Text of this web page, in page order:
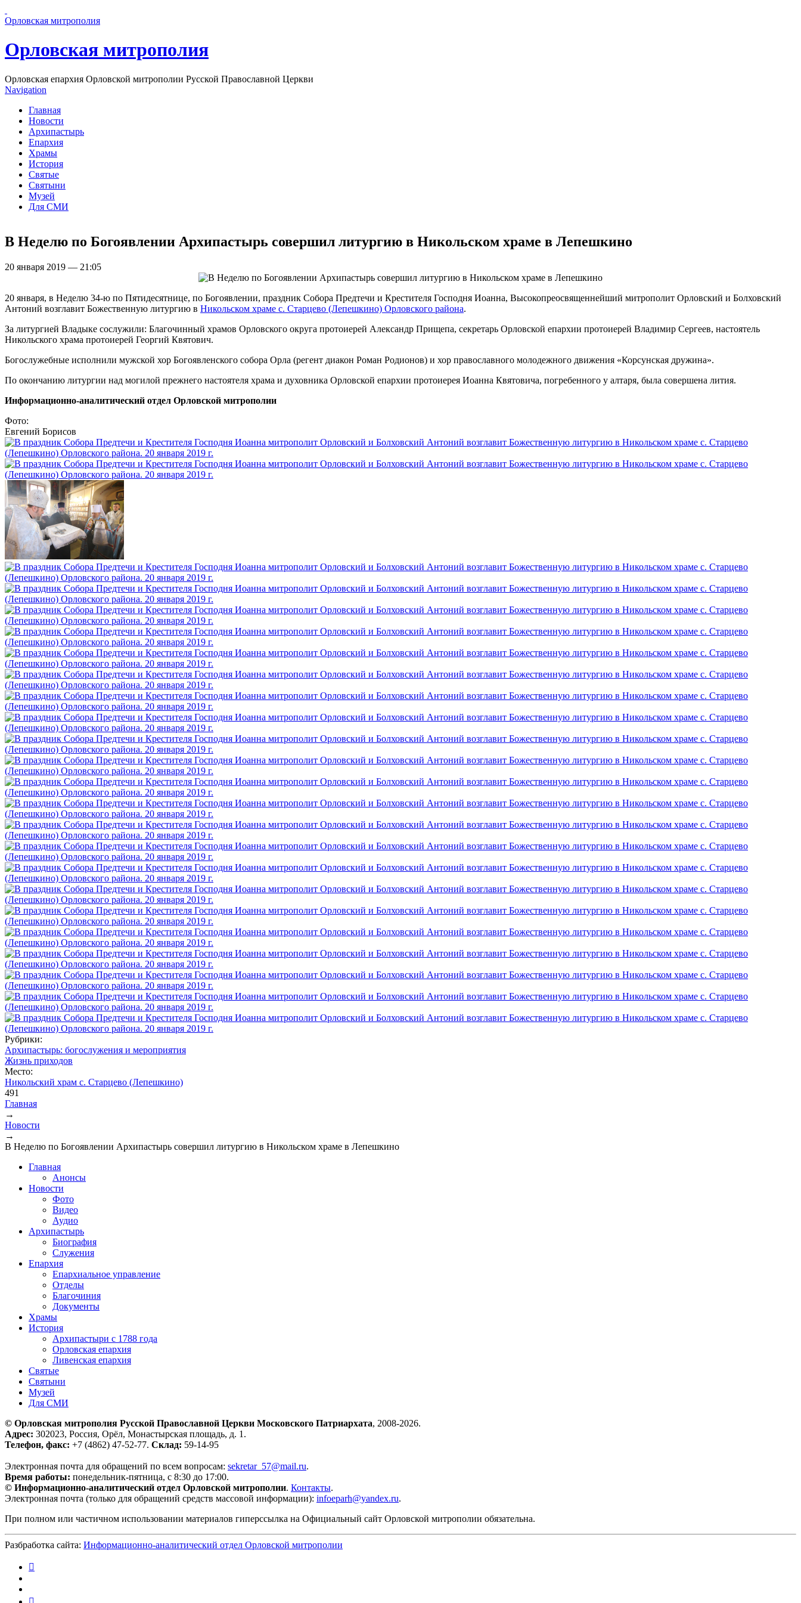
Орловская митрополия
Орловская митрополия
Орловская епархия Орловской митрополии Русской Православной Церкви
Navigation
Главная
Новости
Архипастырь
Епархия
Храмы
История
Святые
Святыни
Музей
Для СМИ
В Неделю по Богоявлении Архипастырь совершил литургию в Никольском храме в Лепешкино
20 января 2019 — 21:05
20 января, в Неделю 34-ю по Пятидесятнице, по Богоявлении, праздник Собора Предтечи и Крестителя Господня Иоанна, Высокопреосвященнейший митрополит Орловский и Болховский
Антоний возглавит Божественную литургию в Никольском храме с. Старцево (Лепешкино) Орловского района.
За литургией Владыке сослужили: Благочинный храмов Орловского округа протоиерей Александр Прищепа, секретарь Орловской епархии протоиерей Владимир Сергеев, настоятель
Никольского храма протоиерей Георгий Квятович.
Богослужебные исполнили мужской хор Богоявленского собора Орла (регент диакон Роман Родионов) и хор православного молодежного движения «Корсунская дружина».
По окончанию литургии над могилой прежнего настоятеля храма и духовника Орловской епархии протоиерея Иоанна Квятовича, погребенного у алтаря, была совершена лития.
Информационно-аналитический отдел Орловской митрополии
Фото:
Евгений Борисов
Рубрики:
Архипастырь: богослужения и мероприятия
Жизнь приходов
Место:
Никольский храм с. Старцево (Лепешкино)
491
Вы здесь
Главная
→
Новости
→
В Неделю по Богоявлении Архипастырь совершил литургию в Никольском храме в Лепешкино
Главная
Анонсы
Новости
Фото
Видео
Аудио
Архипастырь
Биография
Служения
Епархия
Епархиальное управление
Отделы
Благочиния
Документы
Храмы
История
Архипастыри с 1788 года
Орловская епархия
Ливенская епархия
Святые
Святыни
Музей
Для СМИ
© Орловская митрополия Русской Православной Церкви Московского Патриархата, 2008-2026.
Адрес: 302023, Россия, Орёл, Монастырская площадь, д. 1.
Телефон, факс: +7 (4862) 47-52-77. Склад: 59-14-95
Электронная почта для обращений по всем вопросам: sekretar_57@mail.ru.
Время работы: понедельник-пятница, с 8:30 до 17:00.
© Информационно-аналитический отдел Орловской митрополии. Контакты.
Электронная почта (только для обращений средств массовой информации): infoeparh@yandex.ru.
При полном или частичном использовании материалов гиперссылка на Официальный сайт Орловской митрополии обязательна.
Разбработка сайта: Информационно-аналитический отдел Орловской митрополии